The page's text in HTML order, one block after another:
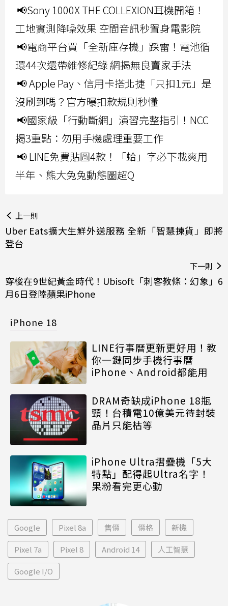
📢Sony 1000X THE COLLEXION耳機開箱！
工地實測降噪效果 空間音訊秒置身電影院
📢電商平台買「全新庫存機」踩雷！電池循
環44次還帶維修紀錄 網揭無良賣家手法
📢 Apple Pay、信用卡搭北捷「只扣1元」是
沒刷到嗎？官方曝扣款規則秒懂
📢國家級「行動斷網」演習完整指引！NCC
揭3重點：勿用手機處理重要工作
📢 LINE免費貼圖4款！「蛤」字必下載爽用
半年、熊大兔兔動態圖超Q
上一則
Uber Eats擴大生鮮外送服務 全新「智慧揀貨」即將
登台
下一則
穿梭在9世紀黃金時代！Ubisoft「刺客教條：幻象」6
月6日登陸蘋果iPhone
iPhone 18
LINE行事曆更新更好用！教
你一鍵同步手機行事曆
iPhone、Android都能用
DRAM奇缺成iPhone 18瓶
頸！台積電10億美元待封裝
晶片只能枯等
iPhone Ultra摺疊機「5大
特點」配得起Ultra名字！
果粉看完更心動
Google Pixel 8a 售價 價格 新機
Pixel 7a Pixel 8 Android 14 人工智慧
Google I/O